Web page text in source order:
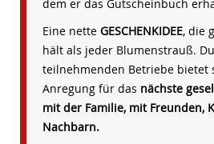
dem er das Gutscheinbuch
Eine nette GESCHENKIDEE, die
hält als jeder Blumenstrauß.
teilnehmenden Betriebe bietet
Anregung für das nächste
mit der Familie, mit Freunden,
Nachbarn.